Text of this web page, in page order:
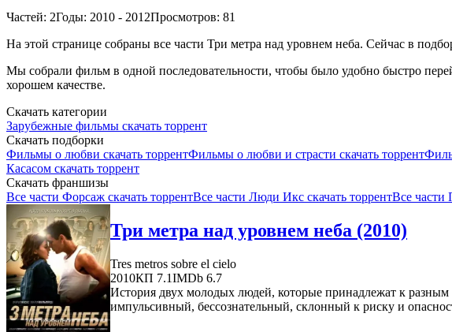
Частей: 2Годы: 2010 - 2012Просмотров: 81
На этой странице собраны все части Три метра над уровнем неба. Сейчас в
Мы собрали фильм в одной последовательности, чтобы было удобно быстро
хорошем качестве.
Скачать категории
Зарубежные фильмы скачать торрент
Скачать подборки
Фильмы о любви скачать торрентФильмы о любви и страсти скачать торрент
Касасом скачать торрент
Скачать франшизы
Все части Форсаж скачать торрентВсе части Люди Икс скачать торрентВсе части
Три метра над уровнем неба (2010)
Tres metros sobre el cielo
2010КП 7.1IMDb 6.7
История двух молодых людей, которые принадлежат к
импульсивный, бессознательный, склонный к риску и